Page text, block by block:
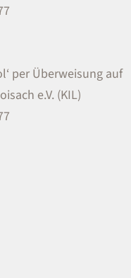
per Überweisung auf
e.V. (KIL)